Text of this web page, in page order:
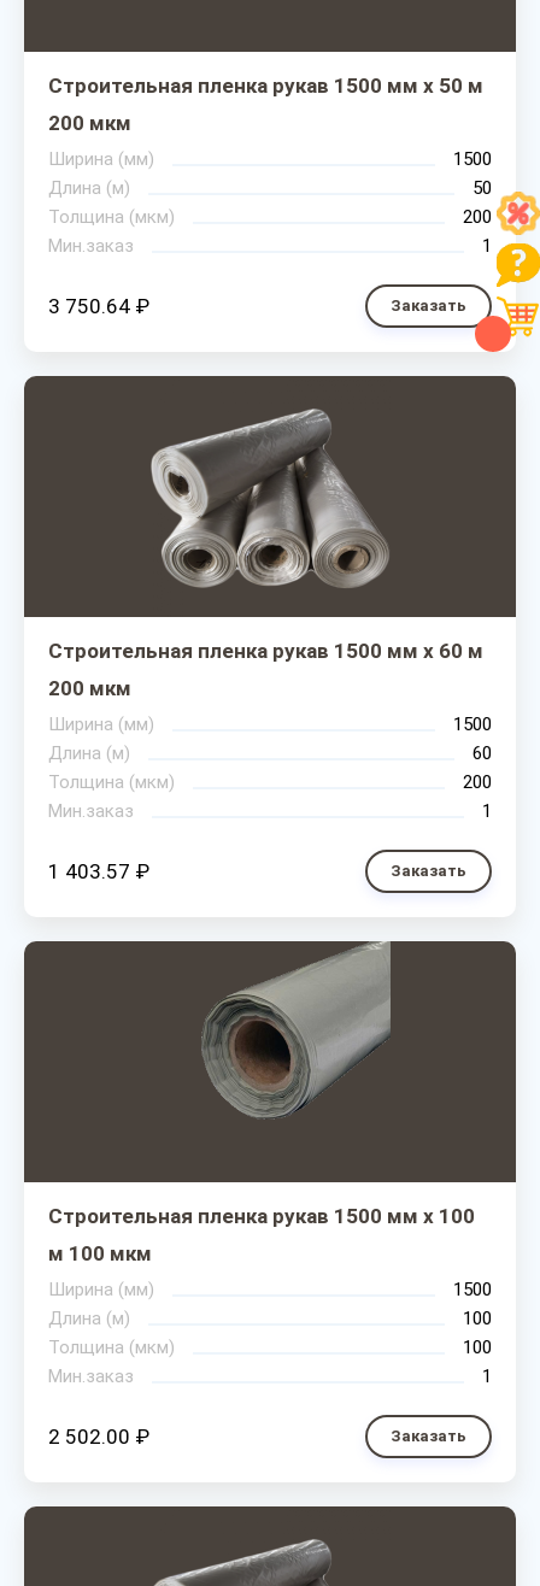
Строительная пленка рукав 1500 мм х 50 м
200 мкм
Ширина (мм)
1500
Длина (м)
50
Толщина (мкм)
200
Мин.заказ
1
3 750.64 ₽ Заказать
Строительная пленка рукав 1500 мм х 60 м
200 мкм
Ширина (мм)
1500
Длина (м)
60
Толщина (мкм)
200
Мин.заказ
1
1 403.57 ₽ Заказать
Строительная пленка рукав 1500 мм х 100
м 100 мкм
Ширина (мм)
1500
Длина (м)
100
Толщина (мкм)
100
Мин.заказ
1
2 502.00 ₽ Заказать